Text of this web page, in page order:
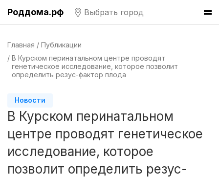
Роддома.рф Выбрать город
Главная
Публикации
В Курском перинатальном центре проводят
генетическое исследование, которое позволит
определить резус-фактор плода
Новости
В Курском перинатальном
центре проводят генетическое
исследование, которое
позволит определить резус-
Краснодар(7 роддомов)
Омск(6 роддомов)
Ярославль(6 роддомов)
Красноярск(6 роддомов)
Хабаровск(6 роддомов)
Барнаул (6 роддомов)